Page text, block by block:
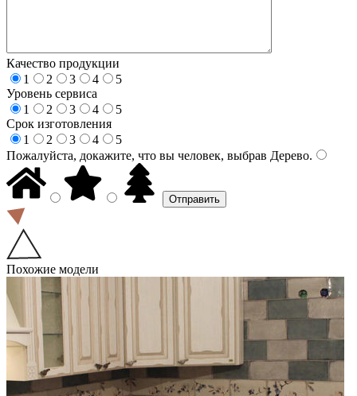
Качество продукции
1
2 3 4
5
Уровень сервиса
1
2 3 4
5
Срок изготовления
1
2 3 4
5
Пожалуйста, докажите, что вы человек, выбрав Дерево.
Похожие модели